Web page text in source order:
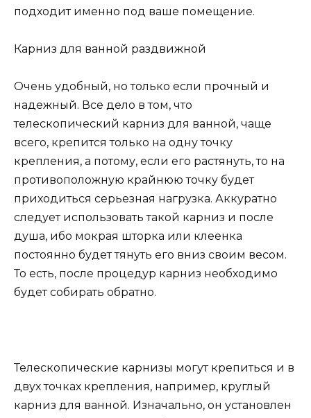
подходит именно под ваше помещение.
Карниз для ванной раздвижной
Очень удобный, но только если прочный и
надежный. Все дело в том, что
телескопический карниз для ванной, чаще
всего, крепится только на одну точку
крепления, а потому, если его растянуть, то на
противоположную крайнюю точку будет
приходиться серьезная нагрузка. Аккуратно
следует использовать такой карниз и после
душа, ибо мокрая шторка или клеенка
постоянно будет тянуть его вниз своим весом.
То есть, после процедур карниз необходимо
будет собирать обратно.
Телескопические карнизы могут крепиться и в
двух точках крепления, например, круглый
карниз для ванной. Изначально, он установлен